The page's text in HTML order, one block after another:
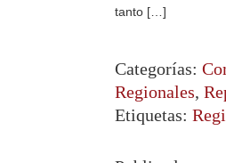
tanto […]
Categorías:
Regionales,
Etiquetas: